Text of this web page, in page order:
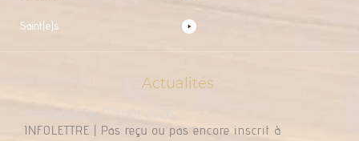
Saint(e)s
Actualités
Infolettre Du 7 Août 2026
INFOLETTRE | Pas reçu ou pas encore inscrit à